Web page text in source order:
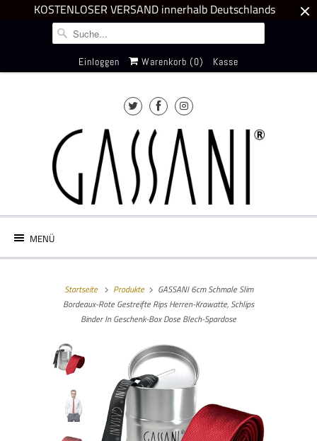
KOSTENLOSER VERSAND innerhalb Deutschlands
Einloggen Warenkorb (0) Kasse
MENÜ
Startseite Produkte
GASSANI 6cm Schmale Slim
Bordeaux-Rote Gestreifte Rips Herren-Krawatte, Schlips
Binder In Geschenk-Box Dose Blech-Spardose